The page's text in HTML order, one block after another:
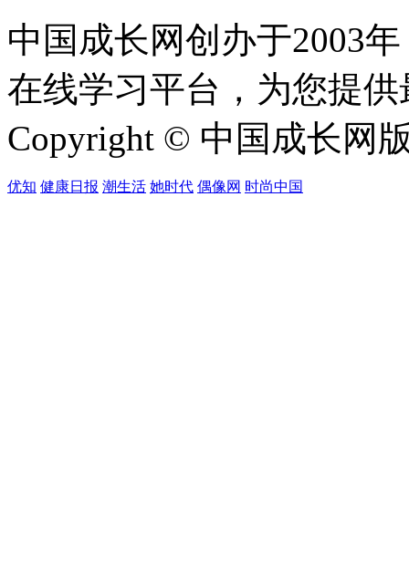
中国成长网创办于2003
在线学习平台，为您提
Copyright © 中国成长网
优知 健康日报 潮生活 她时代 偶像网 时尚中国